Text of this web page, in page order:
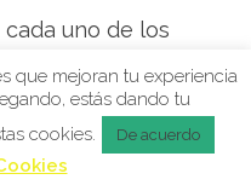
uno de los
que has
: con toda esa
que mejoran tu experiencia
estás dando tu
cookies.
De acuerdo